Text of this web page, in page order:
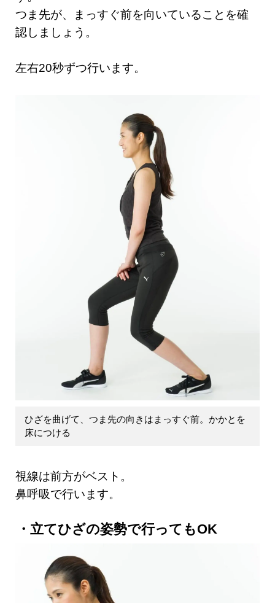
つま先が、まっすぐ前を向いていることを確
認しましょう。
左右20秒ずつ行います。
ひざを曲げて、つま先の向きはまっすぐ前。かかとを
床につける
視線は前方がベスト。
鼻呼吸で行います。
立てひざの姿勢で行ってもOK